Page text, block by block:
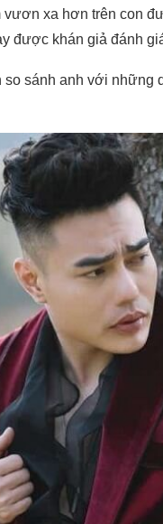
xa hơn trên con
được khán giả đánh
sánh anh với những